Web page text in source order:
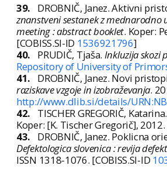
39.
DROBNIČ, Janez. Aktivni
znanstveni sestanek z mednarodno
meeting : abstract booklet. Koper:
[COBISS.SI-ID 1536921796]
40.
PRUDIČ, Tjaša. Inkluzija skozi
Repository of University of
41.
DROBNIČ, Janez. Novi
raziskave vzgoje in izobraževanja.
http://www.dlib.si/details/
42.
TISCHER GREGORIČ, Katarina.
Koper: [K. Tischer Gregorič],
43.
DROBNIČ, Janez. Poklicna
Defektologica slovenica : revija
ISSN 1318-1076. [COBISS.SI-ID